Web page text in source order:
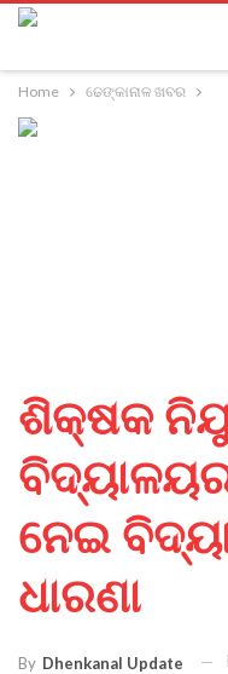
Home ଢେଙ୍କାନାଳ ଖବର
ଶିକ୍ଷକ
ନେଇ
ଧାରଣା
By Dhenkanal Update